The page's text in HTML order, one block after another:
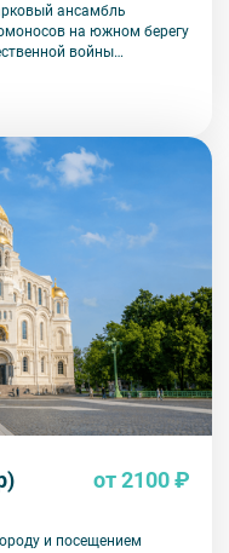
ансамбль
на южном берегу
войны
свою историческую
от 2100 ₽
и посещением